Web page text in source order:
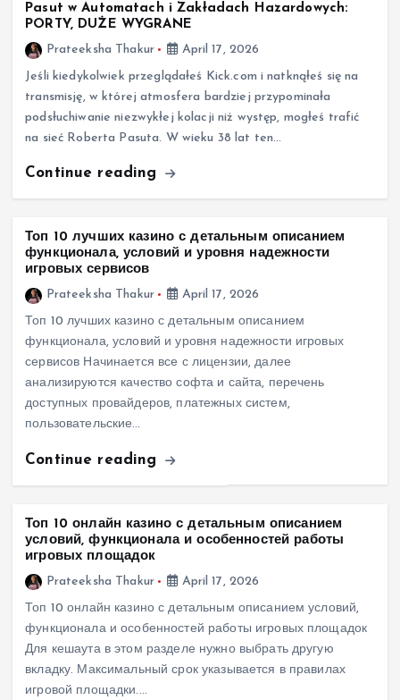
Pasut w Automatach i Zakładach Hazardowych:
PORTY, DUŻE WYGRANE
Prateeksha Thakur
April 17, 2026
Jeśli kiedykolwiek przeglądałeś Kick.com i natknąłeś się na
transmisję, w której atmosfera bardziej przypominała
podsłuchiwanie niezwykłej kolacji niż występ, mogłeś trafić
na sieć Roberta Pasuta. W wieku 38 lat ten…
Continue reading
Топ 10 лучших казино с детальным описанием
функционала, условий и уровня надежности
игровых сервисов
Prateeksha Thakur
April 17, 2026
Топ 10 лучших казино с детальным описанием
функционала, условий и уровня надежности игровых
сервисов Начинается все с лицензии, далее
анализируются качество софта и сайта, перечень
доступных провайдеров, платежных систем,
пользовательские…
Continue reading
Топ 10 онлайн казино с детальным описанием
условий, функционала и особенностей работы
игровых площадок
Prateeksha Thakur
April 17, 2026
Топ 10 онлайн казино с детальным описанием условий,
функционала и особенностей работы игровых площадок
Для кешаута в этом разделе нужно выбрать другую
вкладку. Максимальный срок указывается в правилах
игровой площадки.…